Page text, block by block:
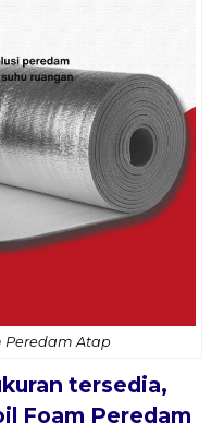
Peredam Atap
tersedia,
Foam Peredam